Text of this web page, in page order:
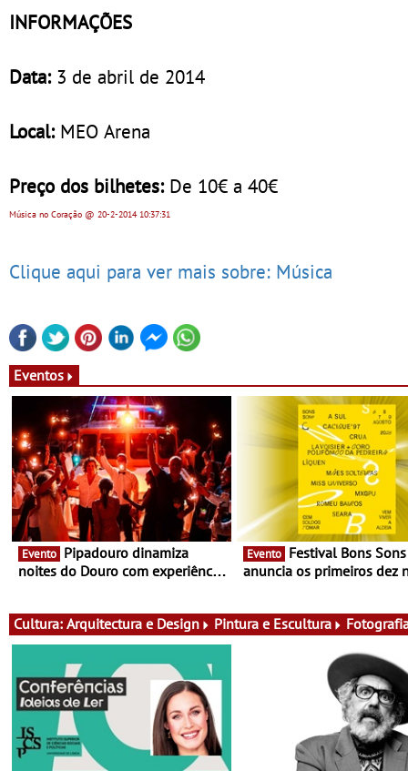
INFORMAÇÕES
Data: 3 de abril de 2014
Local: MEO Arena
Preço dos bilhetes: De 10€ a 40€
Música no Coração @ 20-2-201410:37:31
Clique aqui para ver mais sobre: Música
Eventos
Evento
noites do Douro com experiência
Evento
anuncia os primeiros dez
Cultura: Arquitectura e Design Pintura e Escultura